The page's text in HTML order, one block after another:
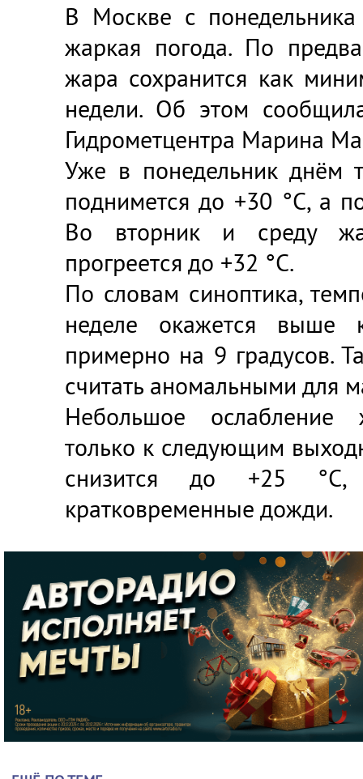
В Москве с
жаркая погода. По
жара сохранится как
недели. Об этом
Гидрометцентра Марина
Уже в понедельник днём
поднимется до +30 °C, а
Во вторник и среду
прогреется до +32 °C.
По словам синоптика,
неделе окажется выше
примерно на 9 градусов.
считать аномальными для
Небольшое ослабление
только к следующим
снизится до +25 °C,
кратковременные дожди.